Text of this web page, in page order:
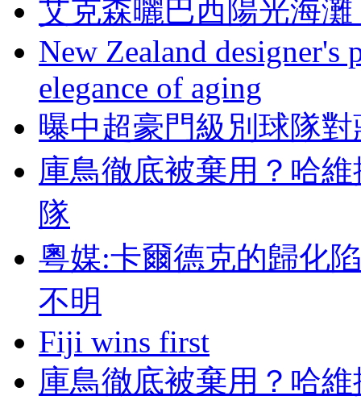
艾克森曬巴西陽光海
New Zealand designer's
elegance of aging
曝中超豪門級別球隊
庫鳥徹底被棄用？
隊
粵媒:卡爾德克的歸化
不明
Fiji wins first
庫鳥徹底被棄用？